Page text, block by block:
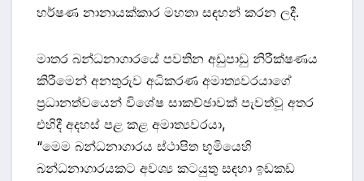
හර්ෂණ නානායක්කාර මහතා සඳහන් කරන ලදී.
මාතර බන්ධනාගාරයේ පවතින අඩුපාඩු නිරීක්ෂණය
කිරීමෙන් අනතුරුව අධිකරණ අමාත්‍යවරයාගේ
ප්‍රධානත්වයෙන් විශේෂ සාකච්ඡාවක් පැවත්වූ අතර
එහිදී අදහස් පළ කළ අමාත්‍යවරයා,
“මෙම බන්ධනාගාරය ස්ථාපිත භූමියෙහි
බන්ධනාගාරයකට අවශ්‍ය කටයුතු සඳහා ඉඩකඩ